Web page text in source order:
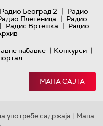
Радио Београд 2 | Радио
Плетеница | Радио
| Радио Вртешка | Радио
набавке | Конкурси |
МАПА САЈТА
употребе садржаја | Мапа